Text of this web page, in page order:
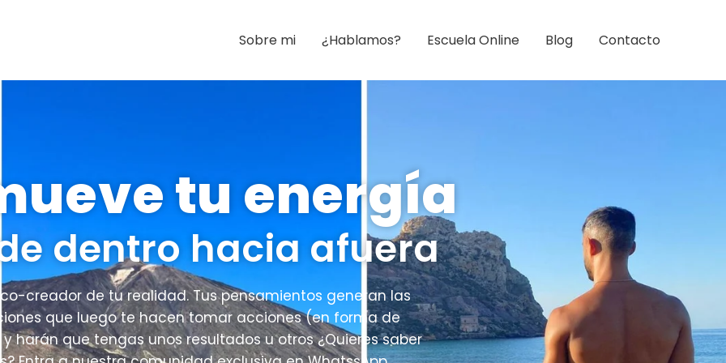
Sobre mi ¿Hablamos? Escuela Online Blog Contacto
tu energía
dentro hacia afuera
co-creador de tu realidad. Tus pensamientos generan las
que luego te hacen tomar acciones (en forma de
harán que tengas unos resultados u otros ¿Quieres saber